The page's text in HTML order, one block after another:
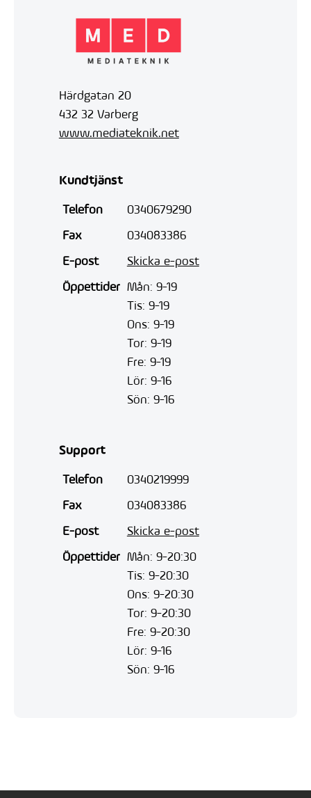
Härdgatan 20
432 32 Varberg
www.mediateknik.net
Kundtjänst
Telefon
0340679290
Fax
034083386
E-post
Skicka e-post
Öppettider Mån: 9-19
Tis: 9-19
Ons: 9-19
Tor: 9-19
Fre: 9-19
Lör: 9-16
Sön: 9-16
Support
Telefon
0340219999
Fax
034083386
E-post
Skicka e-post
Öppettider Mån: 9-20:30
Tis: 9-20:30
Ons: 9-20:30
Tor: 9-20:30
Fre: 9-20:30
Lör: 9-16
Sön: 9-16